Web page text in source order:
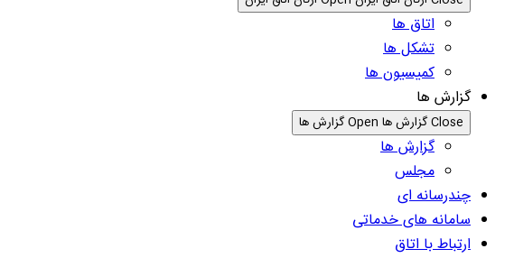
اتاق ها
تشکل ها
کمیسیون ها
گزارش ها
Close گزارش ها Open گزارش ها
گزارش ها
مجلس
چندرسانه ای
سامانه های خدماتی
ارتباط با اتاق